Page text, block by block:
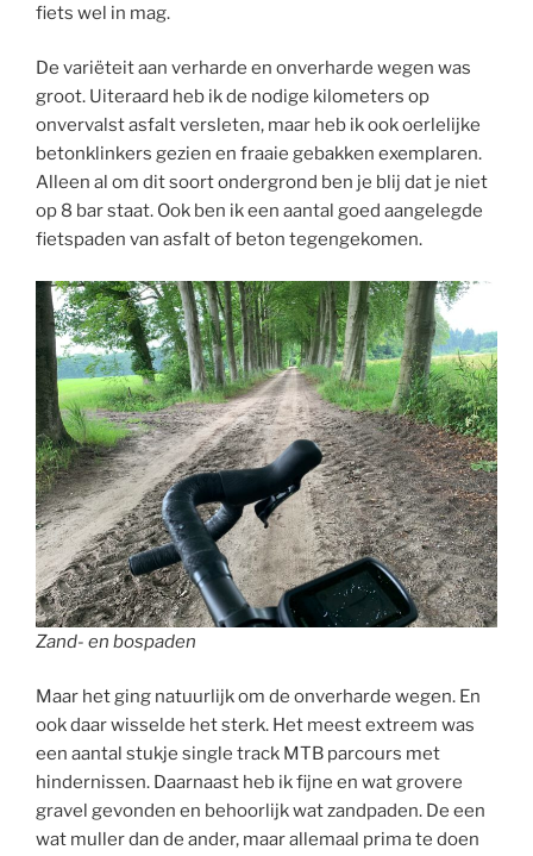
fiets wel in mag.
De variëteit aan verharde en onverharde wegen was
groot. Uiteraard heb ik de nodige kilometers op
onvervalst asfalt versleten, maar heb ik ook oerlelijke
betonklinkers gezien en fraaie gebakken exemplaren.
Alleen al om dit soort ondergrond ben je blij dat je niet
op 8 bar staat. Ook ben ik een aantal goed aangelegde
fietspaden van asfalt of beton tegengekomen.
Zand- en bospaden
Maar het ging natuurlijk om de onverharde wegen. En
ook daar wisselde het sterk. Het meest extreem was
een aantal stukje single track MTB parcours met
hindernissen. Daarnaast heb ik fijne en wat grovere
gravel gevonden en behoorlijk wat zandpaden. De een
wat muller dan de ander, maar allemaal prima te doen